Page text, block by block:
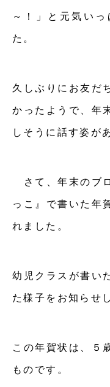
～！」と元気い
た。
久しぶりにお友だ
かったようで、年
しそうに話す姿が
さて、年末のブ
っこ』で書いた年
れました。
幼児クラスが書い
た様子をお知らせ
この年賀状は、５
ものです。